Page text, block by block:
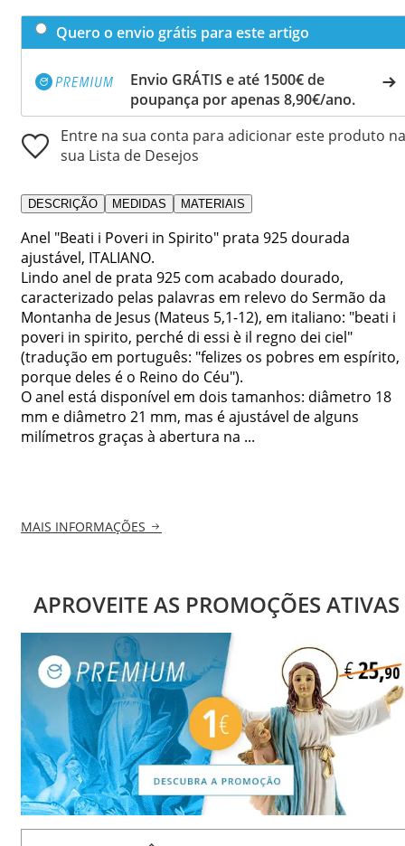
Quero o envio grátis para este artigo
Envio GRÁTIS e até 1500€ de
poupança por apenas 8,90€/ano.
Entre na sua conta para adicionar este produto na
sua Lista de Desejos
DESCRIÇÃO MEDIDAS MATERIAIS
Anel "Beati i Poveri in Spirito" prata 925 dourada
ajustável, ITALIANO.
Lindo anel de prata 925 com acabado dourado,
caracterizado pelas palavras em relevo do Sermão da
Montanha de Jesus (Mateus 5,1-12), em italiano: "beati i
poveri in spirito, perché di essi è il regno dei ciel"
(tradução em português: "felizes os pobres em espírito,
porque deles é o Reino do Céu").
O anel está disponível em dois tamanhos: diâmetro 18
mm e diâmetro 21 mm, mas é ajustável de alguns
milímetros graças à abertura na ...
MAIS INFORMAÇÕES
APROVEITE AS PROMOÇÕES ATIVAS